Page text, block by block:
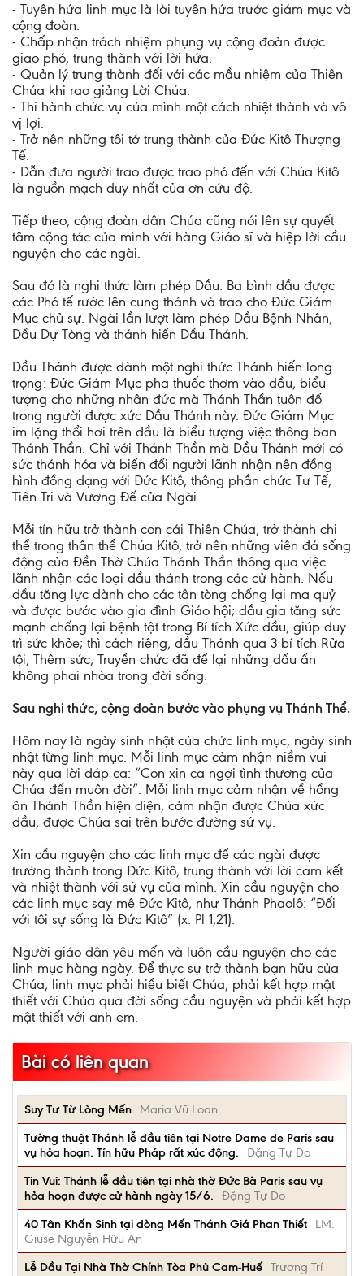
- Tuyên hứa linh mục là lời tuyên hứa trước giám mục và
cộng đoàn.
- Chấp nhận trách nhiệm phụng vụ cộng đoàn được
giao phó, trung thành với lời hứa.
- Quản lý trung thành đối với các mầu nhiệm của Thiên
Chúa khi rao giảng Lời Chúa.
- Thi hành chức vụ của mình một cách nhiệt thành và vô
vị lợi.
- Trở nên những tôi tớ trung thành của Đức Kitô Thượng
Tế.
- Dẫn đưa người trao được trao phó đến với Chúa Kitô
là nguồn mạch duy nhất của ơn cứu độ.
Tiếp theo, cộng đoàn dân Chúa cũng nói lên sự quyết
tâm cộng tác của mình với hàng Giáo sĩ và hiệp lời cầu
nguyện cho các ngài.
Sau đó là nghi thức làm phép Dầu. Ba bình dầu được
các Phó tế rước lên cung thánh và trao cho Đức Giám
Mục chủ sự. Ngài lần lượt làm phép Dầu Bệnh Nhân,
Dầu Dự Tòng và thánh hiến Dầu Thánh.
Dầu Thánh được dành một nghi thức Thánh hiến long
trọng: Đức Giám Mục pha thuốc thơm vào dầu, biểu
tượng cho những nhân đức mà Thánh Thần tuôn đổ
trong người được xức Dầu Thánh này. Đức Giám Mục
im lặng thổi hơi trên dầu là biểu tượng việc thông ban
Thánh Thần. Chỉ với Thánh Thần mà Dầu Thánh mới có
sức thánh hóa và biến đổi người lãnh nhận nên đồng
hình đồng dạng với Đức Kitô, thông phần chức Tư Tế,
Tiên Tri và Vương Đế của Ngài.
Mỗi tín hữu trở thành con cái Thiên Chúa, trở thành chi
thể trong thân thể Chúa Kitô, trở nên những viên đá sống
động của Đền Thờ Chúa Thánh Thần thông qua việc
lãnh nhận các loại dầu thánh trong các cử hành. Nếu
dầu tăng lực dành cho các tân tòng chống lại ma quỷ
và được bước vào gia đình Giáo hội; dầu gia tăng sức
mạnh chống lại bệnh tật trong Bí tích Xức dầu, giúp duy
trì sức khỏe; thì cách riêng, dầu Thánh qua 3 bí tích Rửa
tội, Thêm sức, Truyền chức đã để lại những dấu ấn
không phai nhòa trong đời sống.
Sau nghi thức, cộng đoàn bước vào phụng vụ Thánh Thể.
Hôm nay là ngày sinh nhật của chức linh mục, ngày sinh
nhật từng linh mục. Mỗi linh mục cảm nhận niềm vui
này qua lời đáp ca: “Con xin ca ngợi tình thương của
Chúa đến muôn đời”. Mỗi linh mục cảm nhận về hồng
ân Thánh Thần hiện diện, cảm nhận được Chúa xức
dầu, được Chúa sai trên bước đường sứ vụ.
Xin cầu nguyện cho các linh mục để các ngài được
trưởng thành trong Đức Kitô, trung thành với lời cam kết
và nhiệt thành với sứ vụ của mình. Xin cầu nguyện cho
các linh mục say mê Đức Kitô, như Thánh Phaolô: “Đối
với tôi sự sống là Đức Kitô” (x. Pl 1,21).
Người giáo dân yêu mến và luôn cầu nguyện cho các
linh mục hàng ngày. Để thực sự trở thành bạn hữu của
Chúa, linh mục phải hiểu biết Chúa, phải kết hợp mật
thiết với Chúa qua đời sống cầu nguyện và phải kết hợp
mật thiết với anh em.
Bài có liên quan
Suy Tư Từ Lòng Mến
Maria Vũ Loan
Tường thuật Thánh lễ đầu tiên tại Notre Dame de Paris sau
vụ hỏa hoạn. Tín hữu Pháp rất xúc động.
Đặng Tự Do
Tin Vui: Thánh lễ đầu tiên tại nhà thờ Đức Bà Paris sau vụ
hỏa hoạn được cử hành ngày 15/6.
Đặng Tự Do
40 Tân Khấn Sinh tại dòng Mến Thánh Giá Phan Thiết
LM.
Giuse Nguyễn Hữu An
Lễ Dầu Tại Nhà Thờ Chính Tòa Phủ Cam-Huế Trương Trí